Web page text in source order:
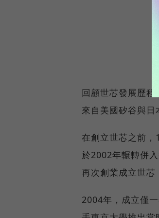
回顧世芯發展歷程
來自美國矽谷與日
在創立世芯之前
於2002年輾轉併
再次創業成立世芯
2004年，成立僅